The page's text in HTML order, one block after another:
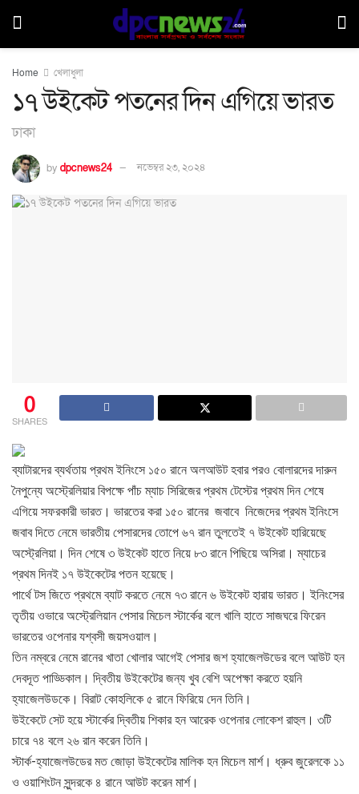
Home খেলাধুলা
১৭ উইকেট পতনের দিন এগিয়ে ভারত
ঢাকা
by dpcnews24 নভেম্বর ২৩, ২০২৪
0
SHARES
ব্যাটারদের ব্যর্থতায় প্রথম ইনিংসে ১৫০ রানে অলআউট হবার পরও বোলারদের দারুন
নৈপুন্যে অস্ট্রেলিয়ার বিপক্ষে পাঁচ ম্যাচ সিরিজের প্রথম টেস্টের প্রথম দিন শেষে
এগিয়ে সফরকারী ভারত। ভারতের করা ১৫০ রানের জবাবে নিজেদের প্রথম ইনিংসে
জবাব দিতে নেমে ভারতীয় পেসারদের তোপে ৬৭ রান তুলতেই ৭ উইকেট হারিয়েছে
অস্ট্রেলিয়া। দিন শেষে ৩ উইকেট হাতে নিয়ে ৮৩ রানে পিছিয়ে অসিরা। ম্যাচের
প্রথম দিনই ১৭ উইকেটের পতন হয়েছে।
পার্থে টস জিতে প্রথমে ব্যাট করতে নেমে ৭৩ রানে ৬ উইকেট হারায় ভারত। ইনিংসের
তৃতীয় ওভারে অস্ট্রেলিয়ান পেসার মিচেল স্টার্কের বলে খালি হাতে সাজঘরে ফিরেন
ভারতের ওপেনার যশ্বসী জয়সওয়াল।
তিন নম্বরে নেমে রানের খাতা খোলার আগেই পেসার জশ হ্যাজেলউডের বলে আউট হন
দেবদূত পাড্ডিকাল। দ্বিতীয় উইকেটের জন্য খুব বেশি অপেক্ষা করতে হয়নি
হ্যাজেলউডকে। বিরাট কোহলিকে ৫ রানে ফিরিয়ে দেন তিনি।
উইকেটে সেট হয়ে স্টার্কের দ্বিতীয় শিকার হন আরেক ওপেনার লোকেশ রাহুল। ৩টি
চারে ৭৪ বলে ২৬ রান করেন তিনি।
স্টার্ক-হ্যাজেলউডের মত জোড়া উইকেটের মালিক হন মিচেল মার্শ। ধ্রুব জুরেলকে ১১
ও ওয়াশিংটন সুন্দরকে ৪ রানে আউট করেন মার্শ।